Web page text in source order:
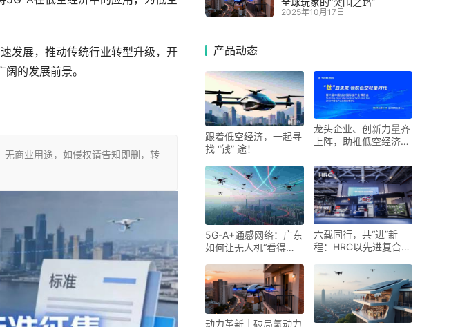
发展，推动传统行业转型升级，开
的发展前景。
商业用途，如侵权请告知即删，转
2025年10月17日
产品动态
跟着低空经济，一起寻
找 “钱” 途！
龙头企业、创新力量齐
上阵，助推低空经济进
国钛谷国际钛产业博览
会将于下月在宝鸡举
5G-A+通感网络：广东
如何让无人机“看得
六载同行，共“进”新
程：HRC以先进复合材
图景
动力革新｜破局氢动力